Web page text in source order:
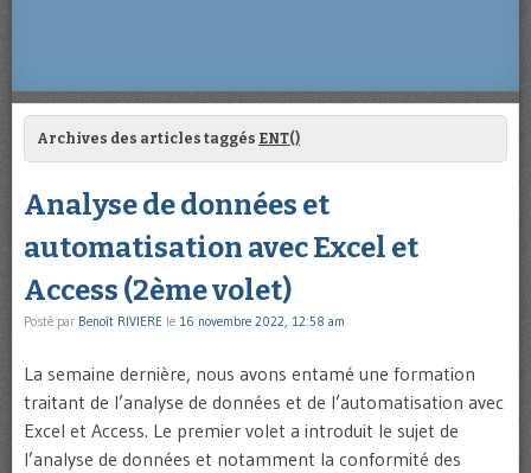
Archives des articles taggés ENT()
Analyse de données et
automatisation avec Excel et
Access (2ème volet)
Posté par Benoît RIVIERE le 16 novembre 2022, 12:58 am
La semaine dernière, nous avons entamé une formation
traitant de l’analyse de données et de l’automatisation avec
Excel et Access. Le premier volet a introduit le sujet de
l’analyse de données et notamment la conformité des